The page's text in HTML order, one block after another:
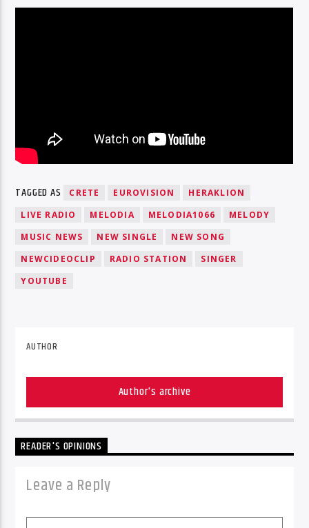
TAGGED AS CRETE EUROVISION
HERAKLION
LIVE RADIO
MELODIA MELODIA1066
MELODY
MUSIC NEWS
NEW SINGLE
NEW SONG
NEWCIDEOCLIP
RADIO STATION
SINGER
YOUTUBE
AUTHOR
Author's archive
READER'S OPINIONS
Leave a Reply